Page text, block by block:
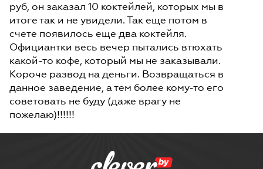
руб, он заказал 10 коктейлей, которых мы в
итоге так и не увидели. Так еще потом в
счете появилось еще два коктейля.
Официантки весь вечер пытались втюхать
какой-то кофе, который мы не заказывали.
Короче развод на деньги. Возвращаться в
данное заведение, а тем более кому-то его
советовать не буду (даже врагу не
пожелаю)!!!!!!